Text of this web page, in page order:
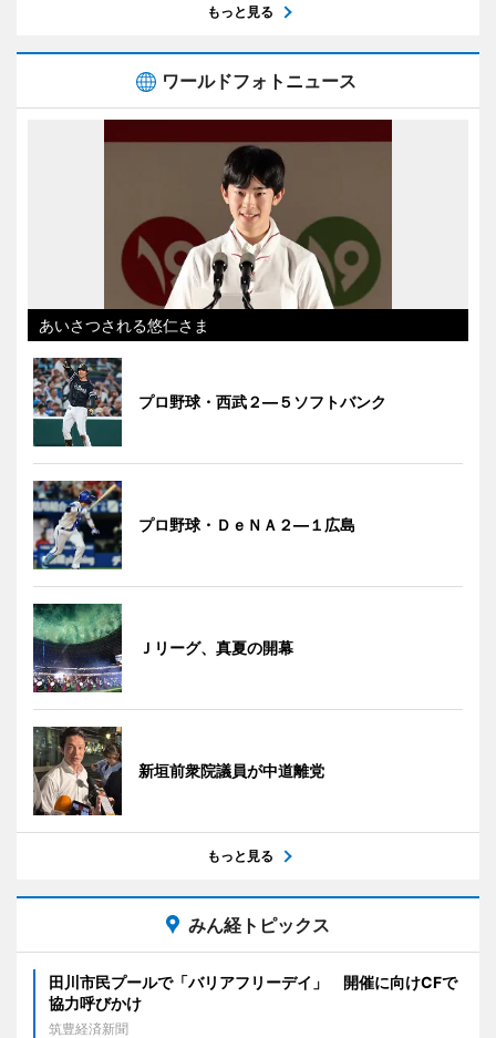
もっと見る
ワールドフォトニュース
あいさつされる悠仁さま
プロ野球・西武２―５ソフトバンク
プロ野球・ＤｅＮＡ２―１広島
Ｊリーグ、真夏の開幕
新垣前衆院議員が中道離党
もっと見る
みん経トピックス
田川市民プールで「バリアフリーデイ」 開催に向けCFで
協力呼びかけ
筑豊経済新聞